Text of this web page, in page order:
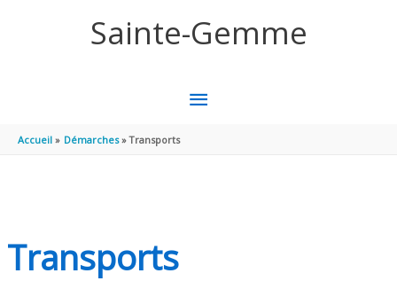
Sainte-Gemme
MENU
Accueil Démarches Transports
Transports